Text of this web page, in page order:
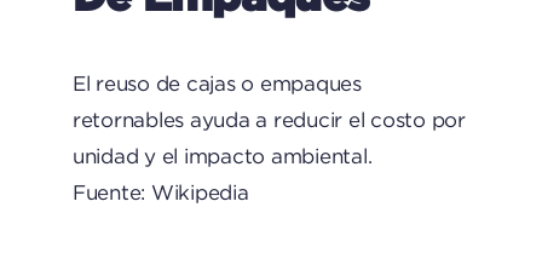
El reuso de cajas o empaques
retornables ayuda a reducir el costo por
unidad y el impacto ambiental.
Fuente: Wikipedia